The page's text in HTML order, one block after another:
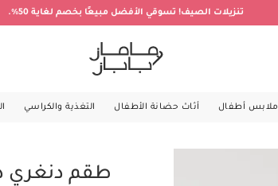
تنزيلات الصيف! تسوقي الأفضل مبيعًا بخصم لغاية 50%.
ملابس أطفال أثاث حضانة الأطفال التغذية والكراسي
طقم دنغري